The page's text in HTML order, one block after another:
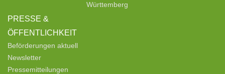
PRESSE &
ÖFFENTLICHKEIT
Beförderungen aktuell
Newsletter
Pressemitteilungen
Württemberg